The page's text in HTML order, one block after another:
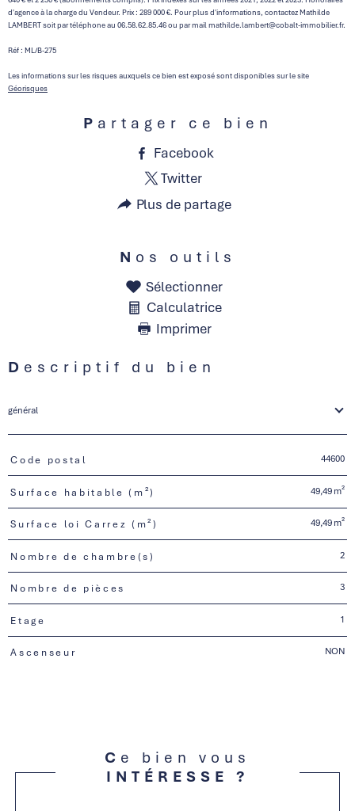
d'agence à la charge du Vendeur. Prix : 289 000 €. Pour plus d'informations, contactez Mathilde
LAMBERT soit par téléphone au 06.58.62.85.46 ou par mail mathilde.lambert@cobalt-immobilier.fr.
Réf : ML/B-275
Les informations sur les risques auxquels ce bien est exposé sont disponibles sur le site
Géorisques
Partager ce bien
Facebook
Twitter
Plus de partage
Nos outils
Sélectionner
Calculatrice
Imprimer
Descriptif du bien
général
TRAD_PAMPERO_Caracteristique
Code postal 44600
Surface habitable (m²) 49,49 m²
Surface loi Carrez (m²) 49,49 m²
Nombre de chambre(s) 2
Nombre de pièces 3
Etage 1
Ascenseur NON
Ce bien vous
INTÉRESSE ?